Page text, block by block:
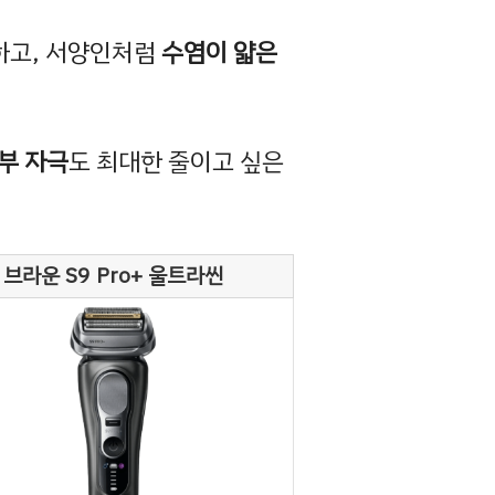
고, 서양인처럼 수염이 얇은
자극도 최대한 줄이고 싶은
브라운 S9 Pro+ 울트라씬